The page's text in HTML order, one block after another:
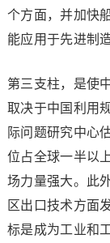
个方面，并加快
能应用于先进制
第三支柱，是使
取决于中国利用
际问题研究中心
位占全球一半以
场力量强大。此
区出口技术方面
标是成为工业和